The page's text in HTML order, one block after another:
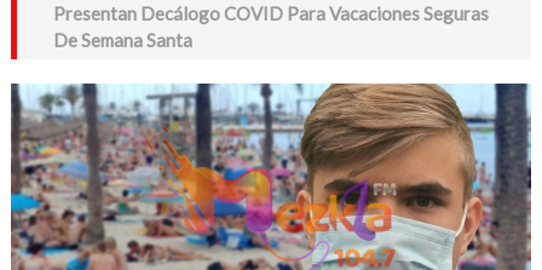
Presentan Decálogo COVID Para Vacaciones Seguras
De Semana Santa